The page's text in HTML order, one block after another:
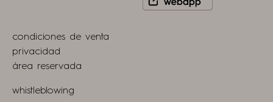
Play
to
condiciones de venta
privacidad
área reservada
whistleblowing